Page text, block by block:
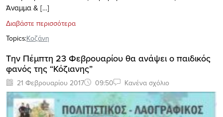
Άναμμα & […]
Διαβάστε περισσότερα
Topics:Κοζάνη
Την Πέμπτη 23 Φεβρουαρίου θα ανάψει ο παιδικός
φανός της “Κόζιανης”
21 Φεβρουαρίου 2017 09:50 Κανένα σχόλιο